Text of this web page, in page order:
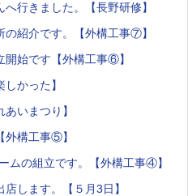
行きました。【長野研修】
紹介です。【外構工事⑦】
開始です【外構工事⑥】
かった】
いまつり】
外構工事⑤】
ムの組立です。【外構工事④】
します。【５月3日】